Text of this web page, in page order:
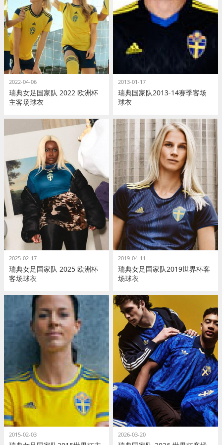
2022-04-06
瑞典女足国家队 2022 欧洲杯
主客场球衣
2013-01-17
瑞典国家队2013-14赛季客场
球衣
2025-02-17
瑞典女足国家队 2025 欧洲杯
客场球衣
2019-04-11
瑞典女足国家队2019世界杯客
场球衣
2015-02-03 2026-03-20